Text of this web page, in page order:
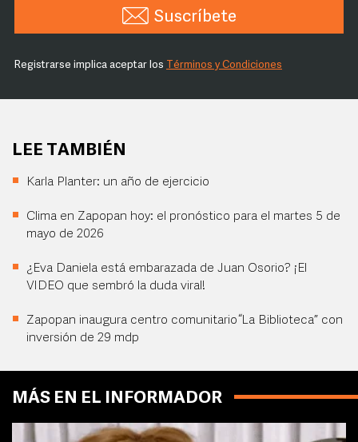
Suscríbete
Registrarse implica aceptar los Términos y Condiciones
LEE TAMBIÉN
Karla Planter: un año de ejercicio
Clima en Zapopan hoy: el pronóstico para el martes 5 de
mayo de 2026
¿Eva Daniela está embarazada de Juan Osorio? ¡El
VIDEO que sembró la duda viral!
Zapopan inaugura centro comunitario “La Biblioteca” con
inversión de 29 mdp
MÁS EN EL INFORMADOR